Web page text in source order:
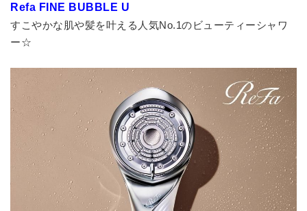
Refa FINE BUBBLE U
すこやかな肌や髪を叶える人気No.1のビューティーシャワ
ー☆